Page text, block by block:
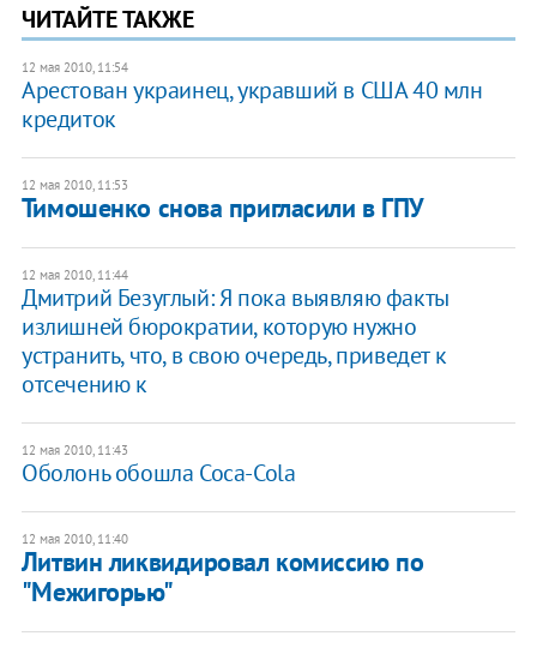
ЧИТАЙТЕ ТАКЖЕ
12 мая 2010, 11:54
Арестован украинец, укравший в США 40 млн
кредиток
12 мая 2010, 11:53
Тимошенко снова пригласили в ГПУ
12 мая 2010, 11:44
Дмитрий Безуглый: Я пока выявляю факты
излишней бюрократии, которую нужно
устранить, что, в свою очередь, приведет к
отсечению к
12 мая 2010, 11:43
Оболонь обошла Coca-Cola
12 мая 2010, 11:40
Литвин ликвидировал комиссию по
"Межигорью"